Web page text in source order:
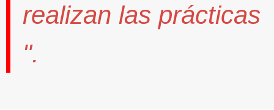
realizan las prácticas
".